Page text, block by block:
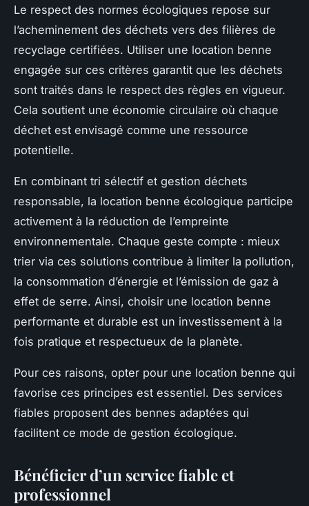
Le respect des normes écologiques repose sur
l’acheminement des déchets vers des filières de
recyclage certifiées. Utiliser une location benne
engagée sur ces critères garantit que les déchets
sont traités dans le respect des règles en vigueur.
Cela soutient une économie circulaire où chaque
déchet est envisagé comme une ressource
potentielle.
En combinant tri sélectif et gestion déchets
responsable, la location benne écologique participe
activement à la réduction de l’empreinte
environnementale. Chaque geste compte : mieux
trier via ces solutions contribue à limiter la pollution,
la consommation d’énergie et l’émission de gaz à
effet de serre. Ainsi, choisir une location benne
performante et durable est un investissement à la
fois pratique et respectueux de la planète.
Pour ces raisons, opter pour une location benne qui
favorise ces principes est essentiel. Des services
fiables proposent des bennes adaptées qui
facilitent ce mode de gestion écologique.
Bénéficier d’un service fiable et
professionnel